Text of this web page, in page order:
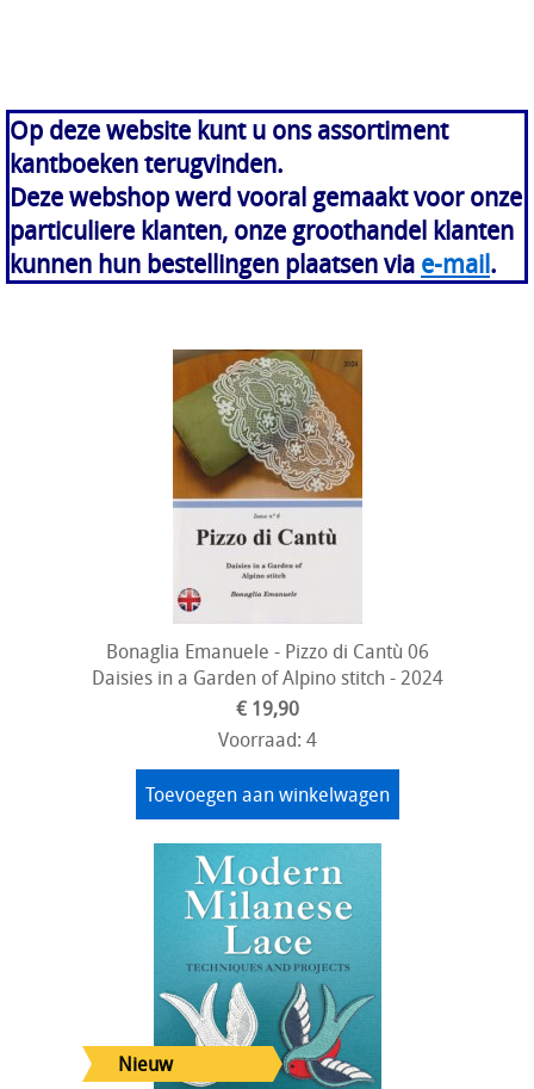
Op deze website kunt u ons assortiment
kantboeken terugvinden.
Deze webshop werd vooral gemaakt voor onze
particuliere klanten, onze groothandel klanten
kunnen hun bestellingen plaatsen via e-mail.
Bonaglia Emanuele - Pizzo di Cantù 06
Daisies in a Garden of Alpino stitch - 2024
€ 19,90
Voorraad: 4
Toevoegen aan winkelwagen